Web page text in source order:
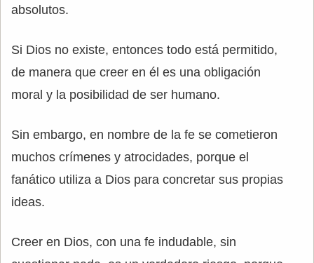
absolutos.
Si Dios no existe, entonces todo está permitido,
de manera que creer en él es una obligación
moral y la posibilidad de ser humano.
Sin embargo, en nombre de la fe se cometieron
muchos crímenes y atrocidades, porque el
fanático utiliza a Dios para concretar sus propias
ideas.
Creer en Dios, con una fe indudable, sin